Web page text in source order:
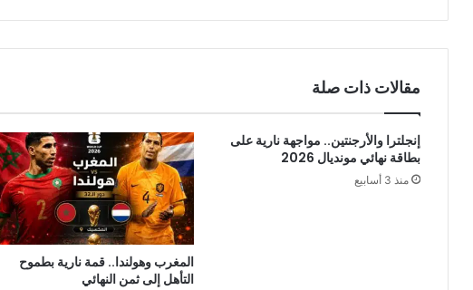
مقالات ذات صلة
إنجلترا والأرجنتين.. مواجهة نارية على
بطاقة نهائي مونديال 2026
منذ 3 أسابيع
المغرب وهولندا.. قمة نارية بطموح
التأهل إلى ثمن النهائي